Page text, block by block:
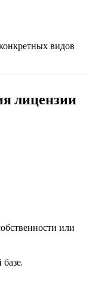
видов
лицензии
или